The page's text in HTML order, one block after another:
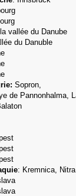
vallée du Danube
du Danuble
Sopron,
de Pannonhalma,
: Kremnica, Nitra